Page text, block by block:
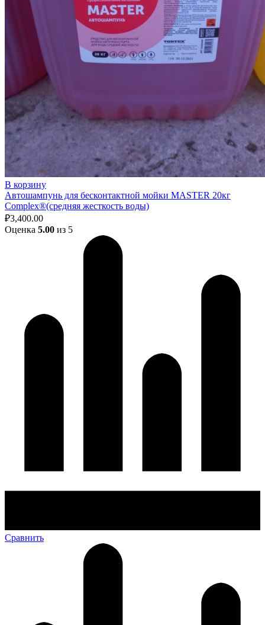
В корзину
Автошампунь для бесконтактной мойки MASTER 20кг
Complex®(средняя жесткость воды)
₽3,400.00
Оценка 5.00 из 5
Сравнить